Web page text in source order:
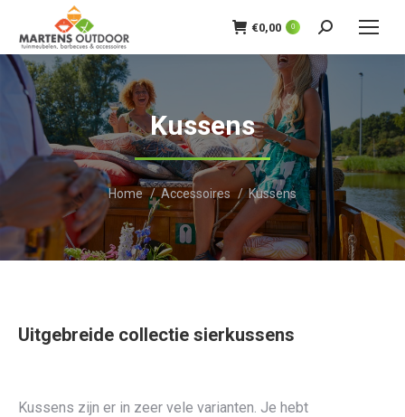
€0,00 0 Zoeken:
Kussens
Je bent hier:
Home Accessoires Kussens
Uitgebreide collectie sierkussens
Kussens zijn er in zeer vele varianten. Je hebt